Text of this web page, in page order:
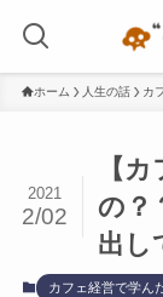
ホーム 人生の話 カ
【
の？
出し
2021
2/02
カフェ経営で学ん